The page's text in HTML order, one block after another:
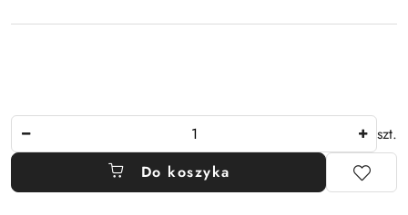
szt.
Do koszyka